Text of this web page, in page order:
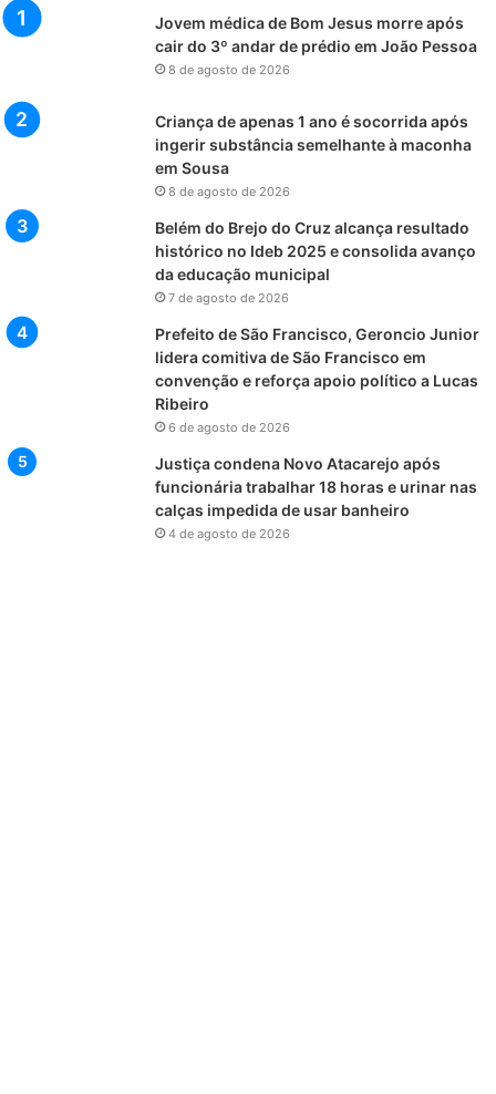
Jovem médica de Bom Jesus morre após
cair do 3º andar de prédio em João Pessoa
8 de agosto de 2026
Criança de apenas 1 ano é socorrida após
ingerir substância semelhante à maconha
em Sousa
8 de agosto de 2026
Belém do Brejo do Cruz alcança resultado
histórico no Ideb 2025 e consolida avanço
da educação municipal
7 de agosto de 2026
Prefeito de São Francisco, Geroncio Junior
lidera comitiva de São Francisco em
convenção e reforça apoio político a Lucas
Ribeiro
6 de agosto de 2026
Justiça condena Novo Atacarejo após
funcionária trabalhar 18 horas e urinar nas
calças impedida de usar banheiro
4 de agosto de 2026